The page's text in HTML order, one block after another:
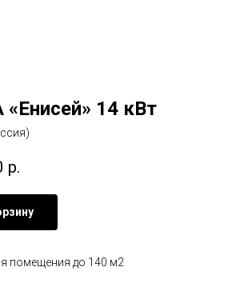
«Енисей» 14 кВт
р.
помещения до 140 м2